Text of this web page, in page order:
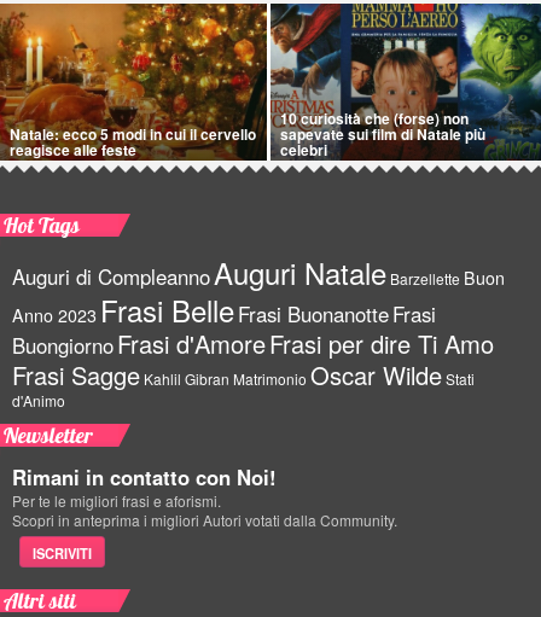
Natale: ecco 5 modi in cui il cervello
reagisce alle feste
10 curiosità che (forse) non
sapevate sui film di Natale più
celebri
Hot Tags
Auguri di CompleannoAuguri Natale Barzellette Buon
Anno 2023 Frasi BelleFrasi BuonanotteFrasi
BuongiornoFrasi d'AmoreFrasi per dire Ti Amo
Frasi Sagge Kahlil Gibran Matrimonio Oscar WildeStati
d'Animo
Newsletter
Rimani in contatto con Noi!
Per te le migliori frasi e aforismi.
Scopri in anteprima i migliori Autori votati dalla Community.
ISCRIVITI
Altri siti